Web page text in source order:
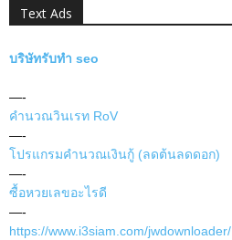
Text Ads
บริษัทรับทำ seo
—-
คำนวณวินเรท RoV
—-
โปรแกรมคำนวณเงินกู้ (ลดต้นลดดอก)
—-
ซื้อหวยเลขอะไรดี
—-
https://www.i3siam.com/jwdownloader/